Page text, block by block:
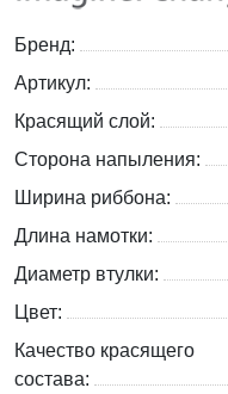
Бренд:
Артикул:
Красящий слой:
Сторона напыления:
Ширина риббона:
Длина намотки:
Диаметр втулки:
Цвет:
Качество красящего
состава: